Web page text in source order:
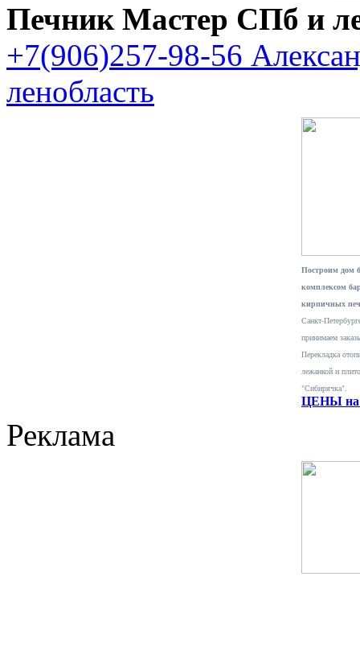
Печник Мастер СПб и
+7(906)257-98-56
ленобласть
Построим дом
комплексом
кирпичных
Санкт-
принимаем
Перекладка
лежанкой и
"Сибирячка".
ЦЕНЫ на
Реклама